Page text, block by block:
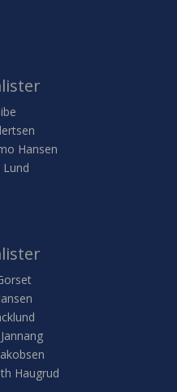
Hansen
Haugrud